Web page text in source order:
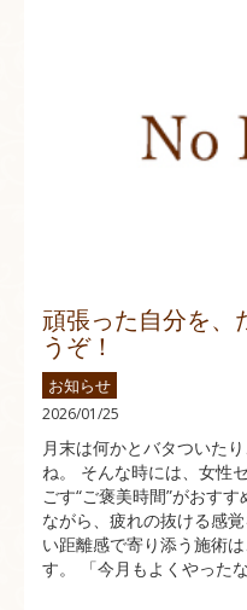
頑張った自分を、
うぞ！
お知らせ
2026/01/25
月末は何かとバタついた
ね。 そんな時には、女性
ごす“ご褒美時間”がおす
ながら、疲れの抜ける感
い距離感で寄り添う施術
す。 「今月もよくやった